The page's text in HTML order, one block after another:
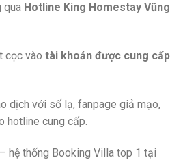
qua Hotline King Homestay Vũng
cọc vào tài khoản được cung cấp
dịch với số lạ, fanpage giả mạo,
hotline cung cấp.
hệ thống Booking Villa top 1 tại